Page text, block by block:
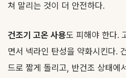
쳐 말리는 것이 더 안전하다.
건조기 고온 사용도 피해야 한다.
면서 넥라인 탄성을 약화시킨다.
드로 짧게 돌리고, 반건조 상태에